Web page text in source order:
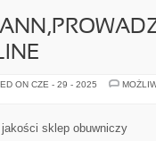
ON CZE - 29 - 2025
sklep obuwniczy